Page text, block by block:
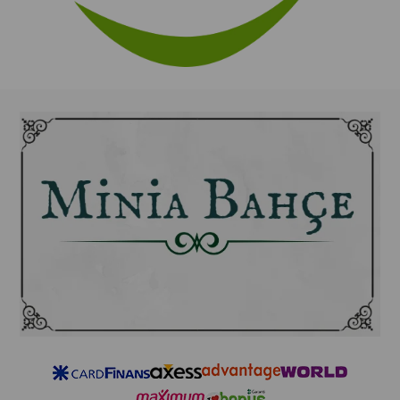
ALLANTOIN:
Saç derisini yatıştırır, nemlendirir ve
kaşıntıyı önler.
SODIUM PCA:
Saçı derinlemesine nemlendirerek
kurumaya karşı korur.
NIACINAMIDE (Vitamin B3):Saç derisini besler,
dolaşımı hızlandırır ve saçın daha dolgun görünmesini
Proteini):Saç tellerini onarır, hacim kazandırır ve
kırılmalara karşı korur.
OLEANOLIC ACID: Saç derisini güçlendirir, saç tellerini
POLYQUATERNIUM-10, POLYQUATERNIUM-7,
POLYQUATERNIUM-44: Saçları yumuşatır,
Ürünün bozulmasını önleyen güvenli koruyucular içerir.
FOLIC ACID (Folik Asit):
Saç köklerini besleyerek saçın
daha sağlıklı uzamasını sağlar.
koruyucu ajandır.
BIOTIN (Vitamin B7):Saçların daha güçlü ve sağlıklı
uzamasını destekler, saç dökülmesini azaltmaya